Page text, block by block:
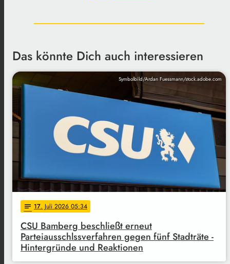
Das könnte Dich auch interessieren
Symbolbild/Ardan Fuessmann/stock.adobe.com
notes 17. Juli 2026 05:34
CSU Bamberg beschließt erneut
Parteiausschlssverfahren gegen fünf Stadträte -
Hintergründe und Reaktionen